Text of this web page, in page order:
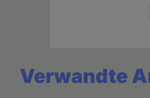
Verwandte